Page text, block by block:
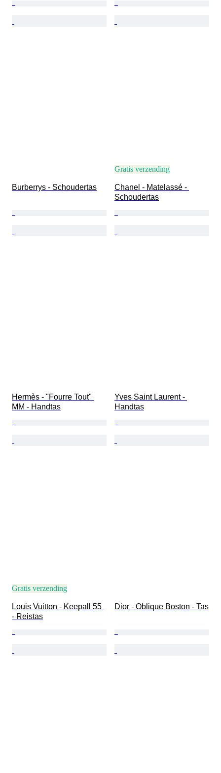
Burberrys - Schoudertas
Gratis verzending
Chanel - Matelassé -
Schoudertas
Hermès - "Fourre Tout"
MM - Handtas
Yves Saint Laurent -
Handtas
Gratis verzending
Louis Vuitton - Keepall 55
- Reistas
Dior - Oblique Boston - Tas